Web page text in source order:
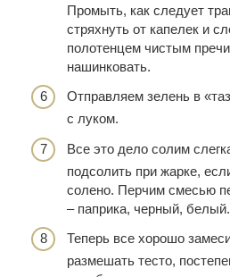
Промыть, как следует
стряхнуть от капелек и
полотенцем чистым
нашинковать.
Отправляем зелень в
с луком.
Все это дело солим
подсолить при жарке,
солено. Перчим смесью
– паприка, черный, белый.
Теперь все хорошо
размешать тесто,